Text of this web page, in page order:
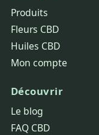
Produits
Fleurs CBD
Huiles CBD
Mon compte
Découvrir
Le blog
FAQ CBD